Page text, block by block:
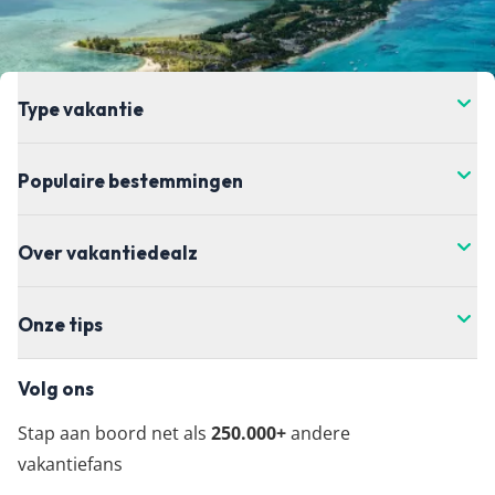
Bekijk alle Italië vakantie aanbiedingen bij:
> De VakantieDiscounter
Type vakantie
Populaire bestemmingen
Over vakantiedealz
Onze tips
Volg ons
Stap aan boord net als 250.000+andere
vakantiefans